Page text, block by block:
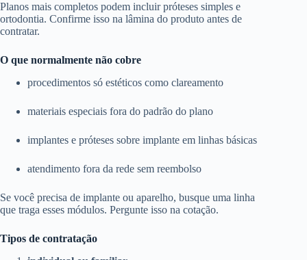
Planos mais completos podem incluir próteses simples e
ortodontia. Confirme isso na lâmina do produto antes de
contratar.
O que normalmente não cobre
procedimentos só estéticos como clareamento
materiais especiais fora do padrão do plano
implantes e próteses sobre implante em linhas básicas
atendimento fora da rede sem reembolso
Se você precisa de implante ou aparelho, busque uma linha
que traga esses módulos. Pergunte isso na cotação.
Tipos de contratação